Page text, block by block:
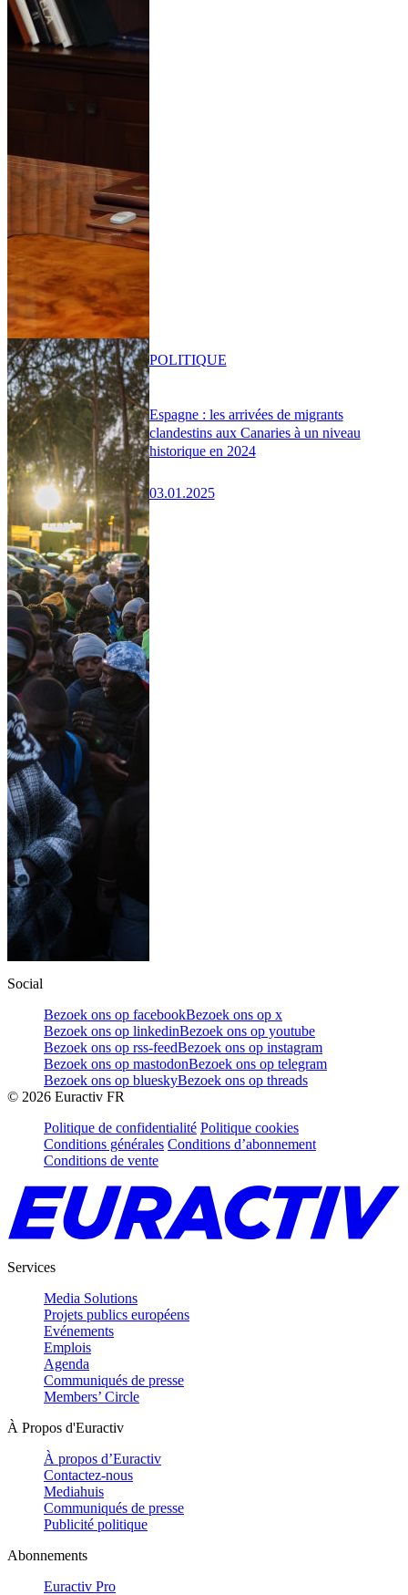
Espagne : les arrivées de migrants
clandestins aux Canaries à un niveau
historique en 2024
03.01.2025
POLITIQUE
Social
Bezoek ons op facebookBezoek ons op x
Bezoek ons op linkedinBezoek ons op youtube
Bezoek ons op rss-feedBezoek ons op instagram
Bezoek ons op mastodonBezoek ons op telegram
Bezoek ons op blueskyBezoek ons op threads
© 2026 Euractiv FR
Politique de confidentialité Politique cookies
Conditions générales Conditions d’abonnement
Conditions de vente
Services
Media Solutions
Projets publics européens
Evénements
Emplois
Agenda
Communiqués de presse
Members’ Circle
À Propos d'Euractiv
À propos d’Euractiv
Contactez-nous
Mediahuis
Communiqués de presse
Publicité politique
Abonnements
Euractiv Pro